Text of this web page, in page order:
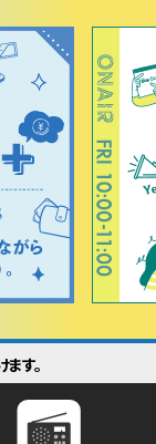
す。